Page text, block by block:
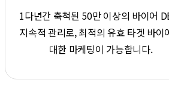
1다년간 축척된 50만 이상의 바이어
지속적 관리로, 최적의 유효 타겟 바이
대한 마케팅이 가능합니다.